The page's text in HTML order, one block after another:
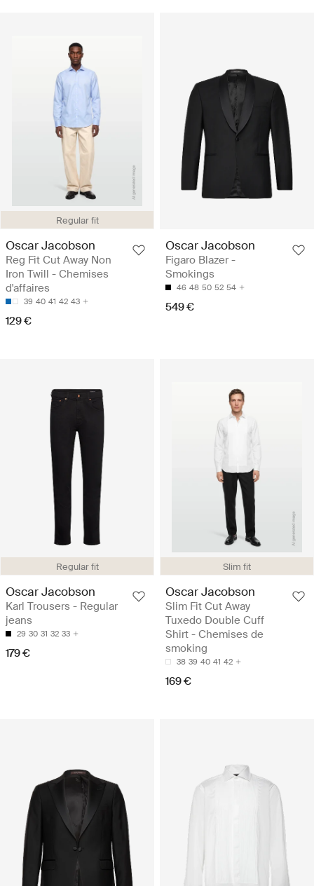
Regular fit
Oscar Jacobson
Reg Fit Cut Away Non
Iron Twill - Chemises
d'affaires
39 40 41 42 43
129 €
Oscar Jacobson
Figaro Blazer -
Smokings
46 48 50 52 54
549 €
Regular fit
Oscar Jacobson
Karl Trousers - Regular
jeans
29 30 31 32 33
179 €
Slim fit
Oscar Jacobson
Slim Fit Cut Away
Tuxedo Double Cuff
Shirt - Chemises de
smoking
38 39 40 41 42
169 €